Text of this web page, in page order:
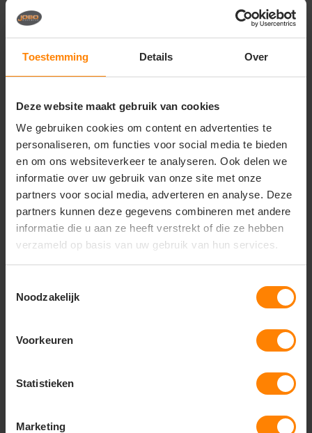
Toestemming Details Over
Deze website maakt gebruik van cookies
We gebruiken cookies om content en advertenties te
personaliseren, om functies voor social media te bieden
en om ons websiteverkeer te analyseren. Ook delen we
informatie over uw gebruik van onze site met onze
partners voor social media, adverteren en analyse. Deze
partners kunnen deze gegevens combineren met andere
informatie die u aan ze heeft verstrekt of die ze hebben
verzameld op basis van uw gebruik van hun services.
Noodzakelijk
Voorkeuren
Statistieken
Marketing
Vragen? Neem contact
op met onze
klantenservice
store Bezoek onze showroom:
Provincialeweg 59 - Velddriel
Dit vind je misschien ook leuk
Items van productcarrousel